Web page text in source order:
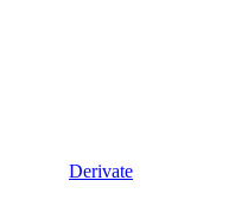
Derivate